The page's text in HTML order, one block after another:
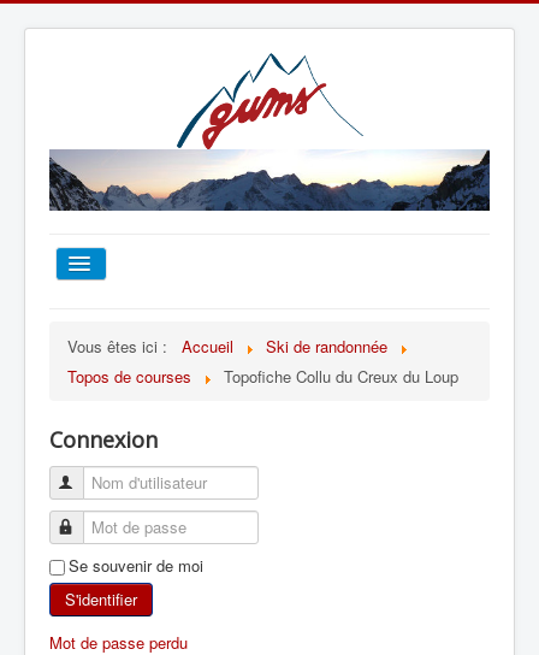
TOUT SUR LE GUMS
ESCALADE
ALPINISME
SKI DE RANDONNÉE
Vous êtes ici : Accueil
Ski de randonnée
Topos de courses
Topofiche Collu du Creux du Loup
Connexion
Se souvenir de moi
S'identifier
Mot de passe perdu